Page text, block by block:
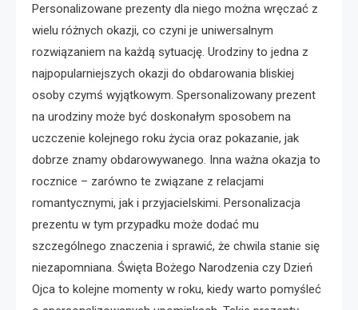
Personalizowane prezenty dla niego można wręczać z
wielu różnych okazji, co czyni je uniwersalnym
rozwiązaniem na każdą sytuację. Urodziny to jedna z
najpopularniejszych okazji do obdarowania bliskiej
osoby czymś wyjątkowym. Spersonalizowany prezent
na urodziny może być doskonałym sposobem na
uczczenie kolejnego roku życia oraz pokazanie, jak
dobrze znamy obdarowywanego. Inna ważna okazja to
rocznice – zarówno te związane z relacjami
romantycznymi, jak i przyjacielskimi. Personalizacja
prezentu w tym przypadku może dodać mu
szczególnego znaczenia i sprawić, że chwila stanie się
niezapomniana. Święta Bożego Narodzenia czy Dzień
Ojca to kolejne momenty w roku, kiedy warto pomyśleć